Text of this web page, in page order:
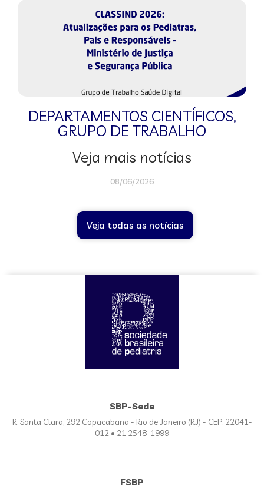
DEPARTAMENTOS CIENTÍFICOS,
GRUPO DE TRABALHO
Veja mais notícias
08/06/2026
Veja todas as notícias
SBP-Sede
R. Santa Clara, 292 Copacabana - Rio de Janeiro (RJ) - CEP: 22041-
012 • 21 2548-1999
FSBP